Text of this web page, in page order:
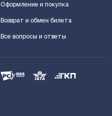
Оформление и покупка
Возврат и обмен билета
Все вопросы и ответы